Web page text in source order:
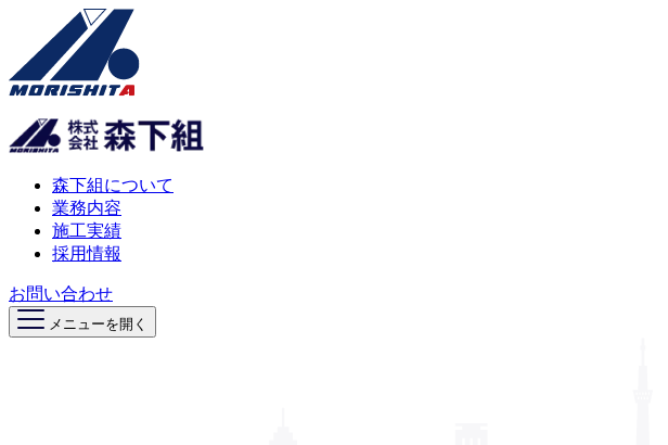
森下組について
業務内容
施工実績
採用情報
お問い合わせ
メニューを開く